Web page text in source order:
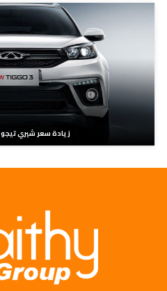
زيادة سعر شيري تيجو 3 موديل 2021